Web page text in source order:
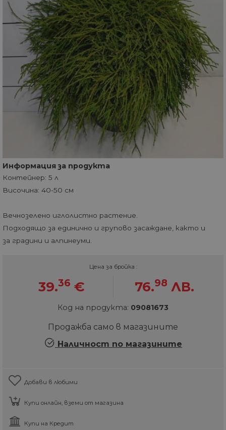
Информация за продукта
Контейнер: 5 л
Височина: 40-50 см
Вечнозелено иглолистно растение.
Подходящо за единично и групово засаждане, както и
за градини и алпинеуми.
Цена за бройка :
39.36 € 76.98 ЛВ.
Код на продукта: 09081673
Продажба само в магазините
Наличност по магазините
Добави в любими
Купи онлайн, вземи от магазина
Купи на Кредит